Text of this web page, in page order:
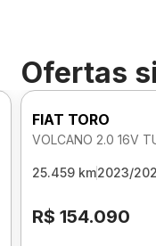
Ofertas
FIAT TORO
25.459 km2023/
R$ 154.090